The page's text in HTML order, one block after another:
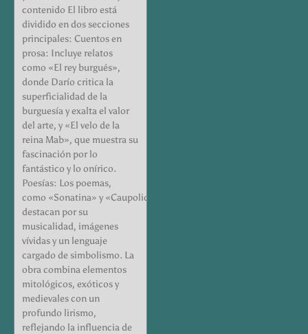
contenido El libro está
dividido en dos secciones
principales: Cuentos en
prosa: Incluye relatos
como «El rey burgués»,
donde Darío critica la
superficialidad de la
burguesía y exalta el valor
del arte, y «El velo de la
reina Mab», que muestra su
fascinación por lo
fantástico y lo onírico.
Poesías: Los poemas,
como «Sonatina» y «Caupolicán»,
destacan por su
musicalidad, imágenes
vívidas y un lenguaje
cargado de simbolismo. La
obra combina elementos
mitológicos, exóticos y
medievales con un
profundo lirismo,
reflejando la influencia de